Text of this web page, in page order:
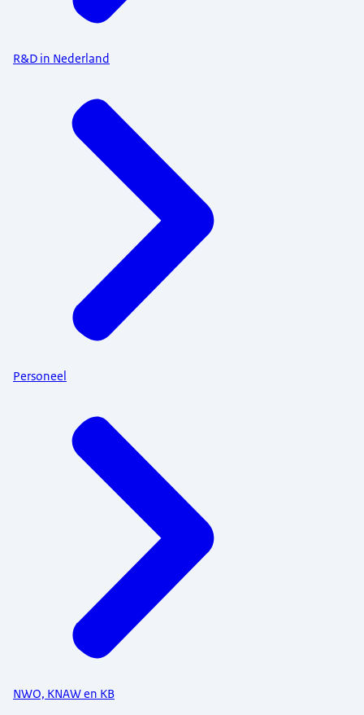
R&D in Nederland
Personeel
NWO, KNAW en KB